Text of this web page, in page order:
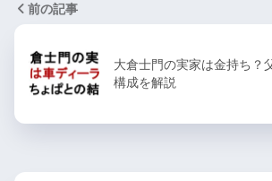
前の記事
大倉士門の実家は金持ち？
構成を解説